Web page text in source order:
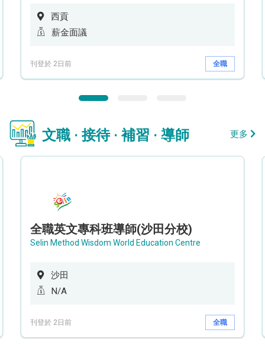
西貢
薪金面議
刊登於 2日前 全職
文職 · 接待 · 補習 · 導師 更多
全職英文專科班導師(沙田分校)
Selin Method Wisdom World Education Centre
沙田
N/A
刊登於 2日前 全職